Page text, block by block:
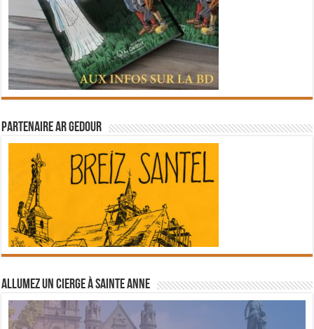
Partenaire Ar Gedour
Allumez un cierge à Sainte Anne